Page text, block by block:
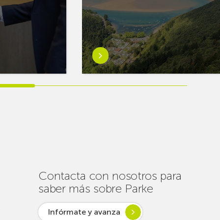
Saber
más
sobreEuskaltel
realiza
garantizar
la
conectividad
en
Contacta con nosotros para
saber más sobre Parke
Infórmate y avanza